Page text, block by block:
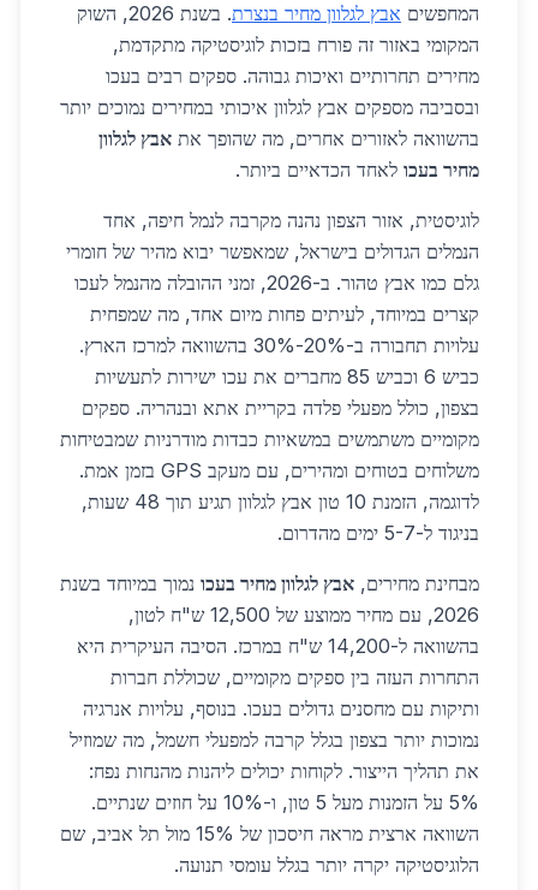
המחפשים אבץ לגלוון מחיר בנצרת
. בשנת 2026, השוק
המקומי באזור זה פורח בזכות לוגיסטיקה מתקדמת,
מחירים תחרותיים ואיכות גבוהה. ספקים רבים בעכו
ובסביבה מספקים אבץ לגלוון איכותי במחירים נמוכים יותר
בהשוואה לאזורים אחרים, מה שהופך את אבץ לגלוון
מחיר בעכו לאחד הכדאיים ביותר.
לוגיסטית, אזור הצפון נהנה מקרבה לנמל חיפה, אחד
הנמלים הגדולים בישראל, שמאפשר יבוא מהיר של חומרי
גלם כמו אבץ טהור. ב-2026, זמני ההובלה מהנמל לעכו
קצרים במיוחד, לעיתים פחות מיום אחד, מה שמפחית
עלויות תחבורה ב-20%-30% בהשוואה למרכז הארץ.
כביש 6 וכביש 85 מחברים את עכו ישירות לתעשיות
בצפון, כולל מפעלי פלדה בקריית אתא ובנהריה. ספקים
מקומיים משתמשים במשאיות כבדות מודרניות שמבטיחות
משלוחים בטוחים ומהירים, עם מעקב GPS בזמן אמת.
לדוגמה, הזמנת 10 טון אבץ לגלוון תגיע תוך 48 שעות,
בניגוד ל-5-7 ימים מהדרום.
מבחינת מחירים, אבץ לגלוון מחיר בעכו נמוך במיוחד בשנת
2026, עם מחיר ממוצע של 12,500 ש"ח לטון,
בהשוואה ל-14,200 ש"ח במרכז. הסיבה העיקרית היא
התחרות העזה בין ספקים מקומיים, שכוללת חברות
ותיקות עם מחסנים גדולים בעכו. בנוסף, עלויות אנרגיה
נמוכות יותר בצפון בגלל קרבה למפעלי חשמל, מה שמוזיל
את תהליך הייצור. לקוחות יכולים ליהנות מהנחות נפח:
5% על הזמנות מעל 5 טון, ו-10% על חוזים שנתיים.
השוואה ארצית מראה חיסכון של 15% מול תל אביב, שם
הלוגיסטיקה יקרה יותר בגלל עומסי תנועה.